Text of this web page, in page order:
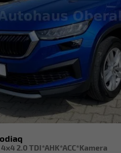
2.0 TDI*AHK*ACC*Kamera